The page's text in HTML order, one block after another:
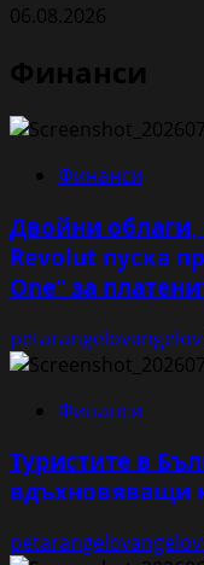
06.08.2026
Финанси
Финанси
Двойни облаги,
Revolut пуска
One“ за
petarangelovangelov
Финанси
Туристите в
вдъхновяващи
petarangelovangelov